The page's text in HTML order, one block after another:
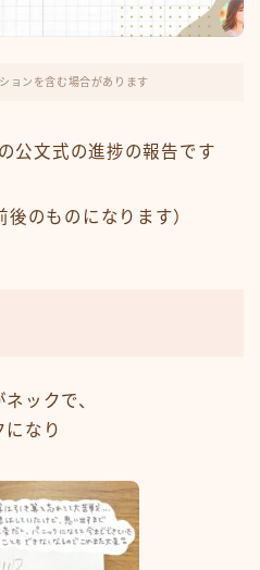
ョンを含む場合があります
公文式の進捗の報告です
後のものになります）
ックで、
なり